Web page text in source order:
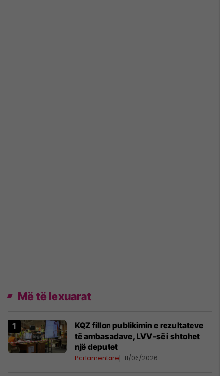
Më të lexuarat
KQZ fillon publikimin e rezultateve
të ambasadave, LVV-së i shtohet
një deputet
Parlamentare 11/06/2026